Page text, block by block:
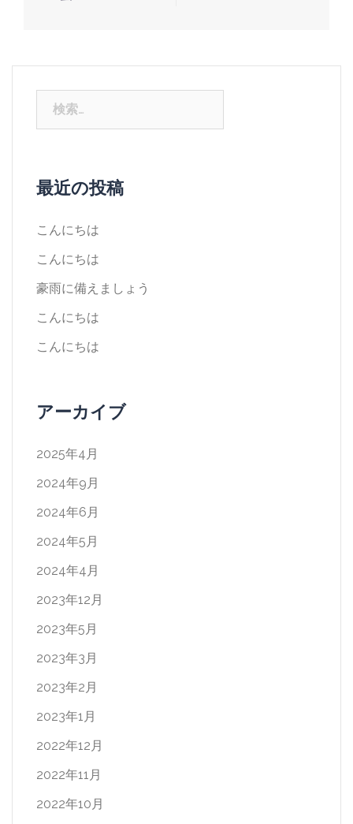
最近の投稿
こんにちは
こんにちは
豪雨に備えましょう
こんにちは
こんにちは
アーカイブ
2025年4月
2024年9月
2024年6月
2024年5月
2024年4月
2023年12月
2023年5月
2023年3月
2023年2月
2023年1月
2022年12月
2022年11月
2022年10月